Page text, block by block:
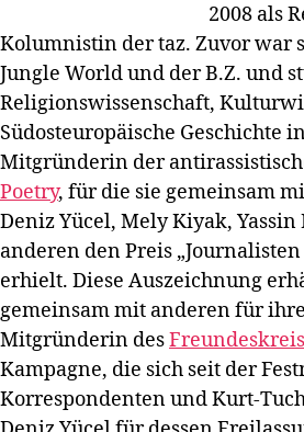
2008 als
Kolumnistin der taz. Zuvor war
Jungle World und der B.Z. und
Religionswissenschaft,
Südosteuropäische Geschichte
Mitgründerin der
Poetry, für die sie gemeinsam
Deniz Yücel, Mely Kiyak,
anderen den Preis „Journalisten
erhielt. Diese Auszeichnung
gemeinsam mit anderen für
Mitgründerin des
Kampagne, die sich seit der
Korrespondenten und Kurt-